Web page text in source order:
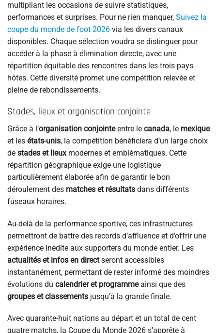
multipliant les occasions de suivre statistiques,
performances et surprises. Pour ne rien manquer, Suivez la
coupe du monde de foot 2026 via les divers canaux
disponibles. Chaque sélection voudra se distinguer pour
accéder à la phase à élimination directe, avec une
répartition équitable des rencontres dans les trois pays
hôtes. Cette diversité promet une compétition relevée et
pleine de rebondissements.
Stades, lieux et organisation conjointe
Grâce à l’organisation conjointeentre le canada, le mexique
et les états-unis, la compétition bénéficiera d’un large choix
de stades et lieuxmodernes et emblématiques. Cette
répartition géographique exige une logistique
particulièrement élaborée afin de garantir le bon
déroulement des matches et résultats dans différents
fuseaux horaires.
Au-delà de la performance sportive, ces infrastructures
permettront de battre des records d’affluence et d’offrir une
expérience inédite aux supporters du monde entier. Les
actualités et infos en directseront accessibles
instantanément, permettant de rester informé des moindres
évolutions du calendrier et programmeainsi que des
groupes et classements jusqu’à la grande finale.
Avec quarante-huit nations au départ et un total de cent
quatre matchs, la Coupe du Monde 2026 s’apprête à